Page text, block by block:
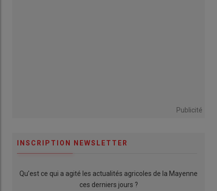
Publicité
INSCRIPTION NEWSLETTER
Qu’est ce qui a agité les actualités agricoles de la Mayenne
ces derniers jours ?